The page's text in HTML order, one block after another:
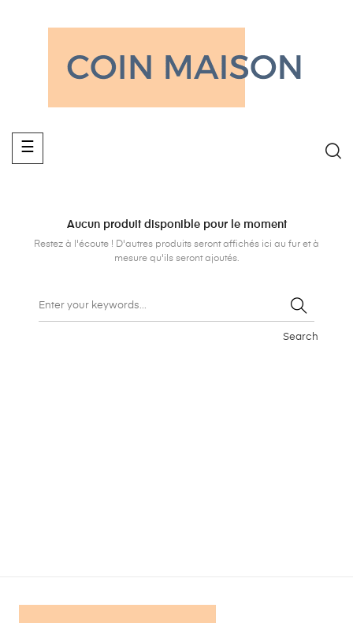
Basculer
la
☰
Aucun produit disponible pour le moment
Restez à l'écoute ! D'autres produits seront affichés ici au fur et à
mesure qu'ils seront ajoutés.
Search